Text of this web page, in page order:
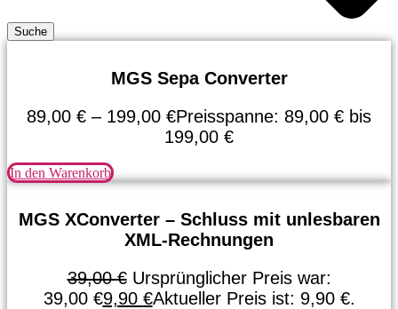
Suche
MGS Sepa Converter
89,00 € – 199,00 €Preisspanne: 89,00 € bis
199,00 €
In den Warenkorb
MGS XConverter – Schluss mit unlesbaren
XML-Rechnungen
39,00€ Ursprünglicher Preis war:
39,00 €9,90 €Aktueller Preis ist: 9,90 €.